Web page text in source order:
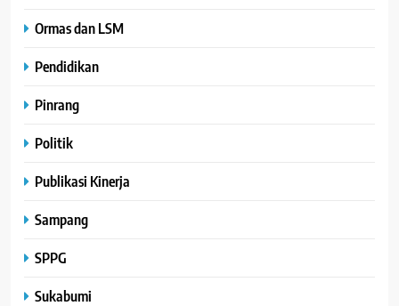
Ormas dan LSM
Pendidikan
Pinrang
Politik
Publikasi Kinerja
Sampang
SPPG
Sukabumi